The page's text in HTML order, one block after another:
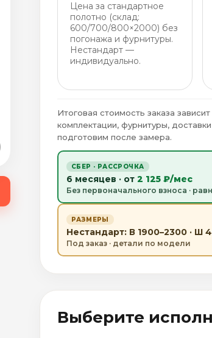
Цена за стандартное
полотно (склад:
600/700/800×2000) без
погонажа и фурнитуры.
Нестандарт —
индивидуально.
Итоговая стоимость заказа
комплектации, фурнитуры,
подготовим после замера.
СБЕР · РАССРОЧКА
6 месяцев · от2 125 ₽/мес
Без первоначального взноса ·
РАЗМЕРЫ
Нестандарт: В 1900–2300 · Ш
Под заказ · детали по модели
Выберите